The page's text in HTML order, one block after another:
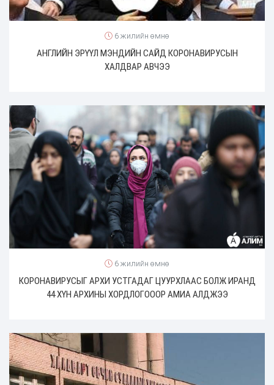
6 жилийн өмнө
АНГЛИЙН ЭРҮҮЛ МЭНДИЙН САЙД КОРОНАВИРУСЫН
ХАЛДВАР АВЧЭЭ
6 жилийн өмнө
КОРОНАВИРУСЫГ АРХИ УСТГАДАГ ЦУУРХЛААС БОЛЖ ИРАНД
44 ХҮН АРХИНЫ ХОРДЛОГОООР АМИА АЛДЖЭЭ